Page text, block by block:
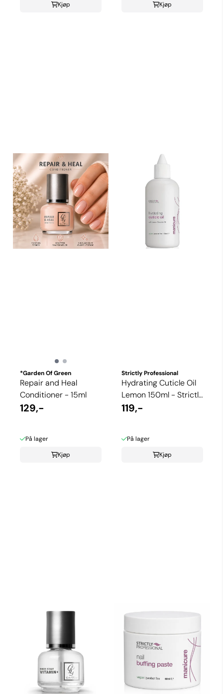
Kjøp
Kjøp
*Garden Of Green
Repair and Heal
Conditioner - 15ml
129,-
På lager
Kjøp
Strictly Professional
Hydrating Cuticle Oil
Lemon 150ml - Strictly
Professional
119,-
På lager
Kjøp